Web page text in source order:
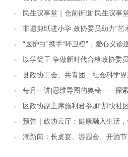
民生议事堂｜仓前街道“民生议事堂
非遗剪纸进小学 政协委员助力“艺
“医护白”携手“环卫橙”，爱心义诊送
以学促干 争做新时代合格政协委
县政协工会、共青团、社会科学界
每月一讲|思维导图的奥秘——探索
区政协副主席施利君参加“加快社
预告｜政协云厅：健康融入生活，
潮新闻：长桌宴、游园会、开酒